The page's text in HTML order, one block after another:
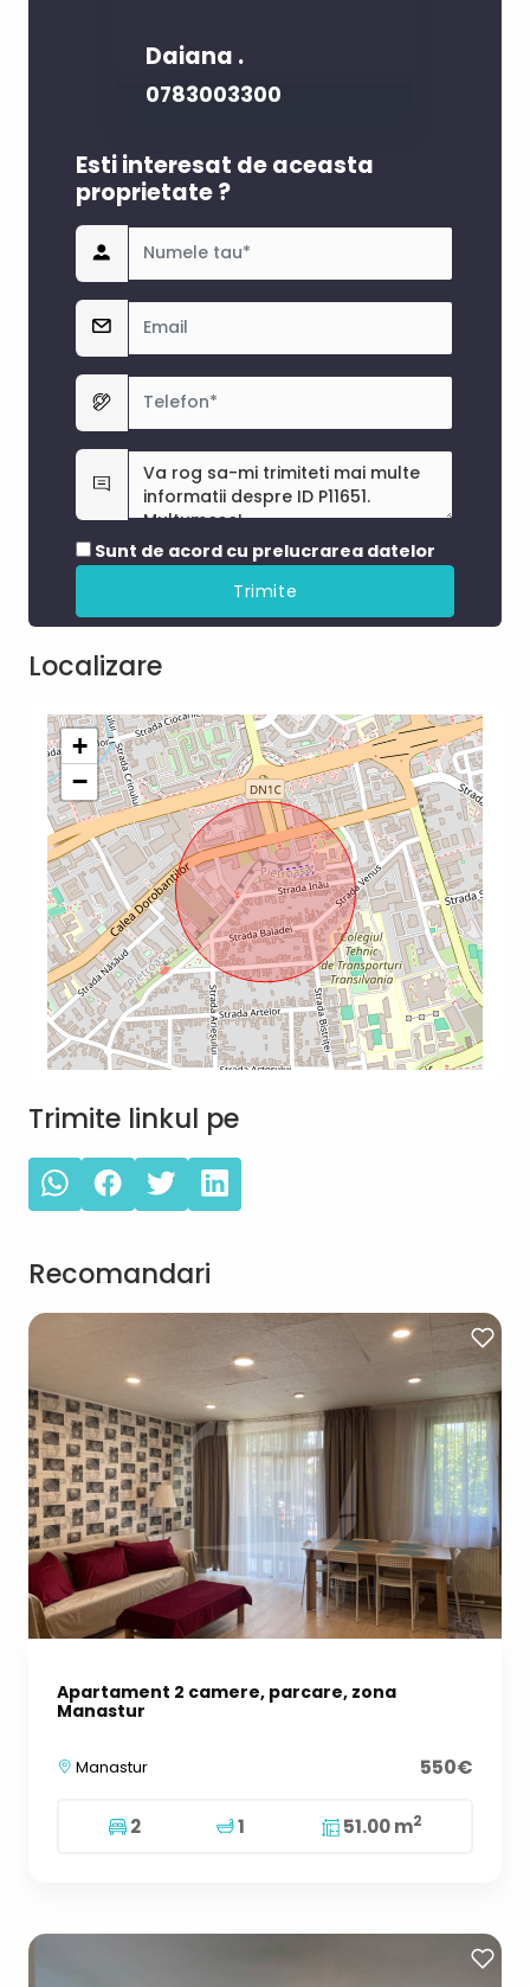
Daiana .
0783003300
Esti interesat de aceasta
proprietate ?
Sunt de acord cu prelucrarea datelor
Localizare
+
−
Trimite linkul pe
Recomandari
Apartament 2 camere, parcare, zona
Manastur
Manastur 550€
2 1 51.00 m2